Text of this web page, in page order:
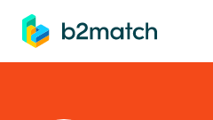
springen